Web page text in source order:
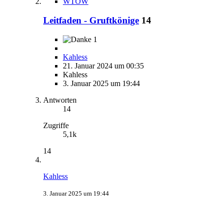
Leitfaden - Gruftkönige 14
1
Kahless
21. Januar 2024 um 00:35
Kahless
3. Januar 2025 um 19:44
Antworten
14
Zugriffe
5,1k
14
Kahless
3. Januar 2025 um 19:44